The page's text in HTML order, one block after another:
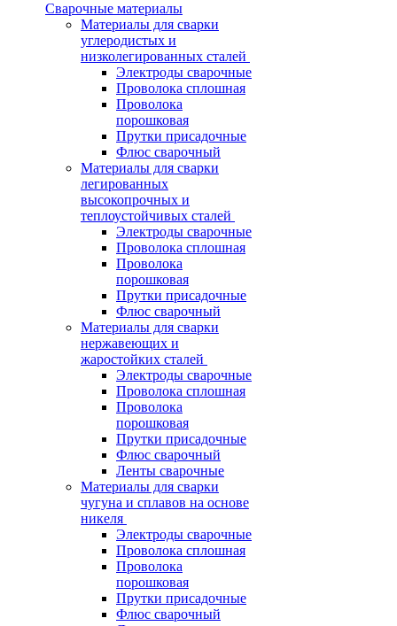
Сварочные материалы
Материалы для сварки
углеродистых и
низколегированных сталей
Электроды сварочные
Проволока сплошная
Проволока
порошковая
Прутки присадочные
Флюс сварочный
Материалы для сварки
легированных
высокопрочных и
теплоустойчивых сталей
Электроды сварочные
Проволока сплошная
Проволока
порошковая
Прутки присадочные
Флюс сварочный
Материалы для сварки
нержавеющих и
жаростойких сталей
Электроды сварочные
Проволока сплошная
Проволока
порошковая
Прутки присадочные
Флюс сварочный
Ленты сварочные
Материалы для сварки
чугуна и сплавов на основе
никеля
Электроды сварочные
Проволока сплошная
Проволока
порошковая
Прутки присадочные
Флюс сварочный